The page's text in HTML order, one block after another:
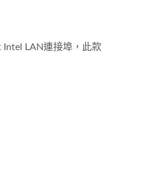
LAN連接埠，此款